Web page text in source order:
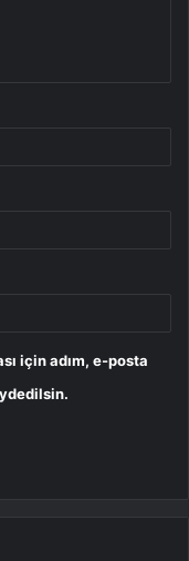
için adım, e-posta